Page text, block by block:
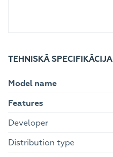
TEHNISKĀ SPECIFIKĀCIJA
Model name
Features
Developer
Distribution type